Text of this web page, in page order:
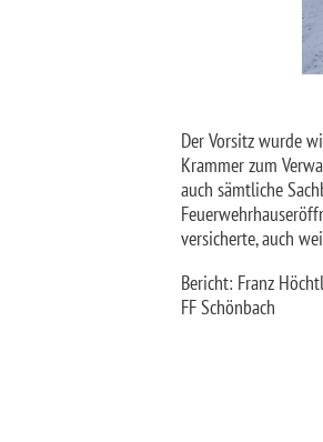
Der Vorsitz wurde
Krammer zum
auch sämtliche
versicherte, auch
Bericht: Franz Höchtl
FF Schönbach